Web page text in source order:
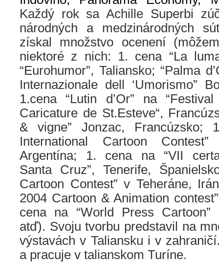
Každý rok sa Achille Superbi
národných a medzinárodných
získal množstvo ocenení
niektoré z nich: 1. cena “La
“Eurohumor”, Taliansko; “Palma
Internazionale dell ‘Umorismo”
1.cena “Lutin d’Or” na
Caricature de St.Esteve“,
& vigne” Jonzac, Francúzsko;
International Cartoon
Argentína; 1. cena na “VII
Santa Cruz”, Tenerife,
Cartoon Contest” v Teheráne,
2004 Cartoon & Animation
cena na “World Press Cartoon”
atď). Svoju tvorbu predstavil na
výstavách v Taliansku i v
a pracuje v talianskom Turíne.